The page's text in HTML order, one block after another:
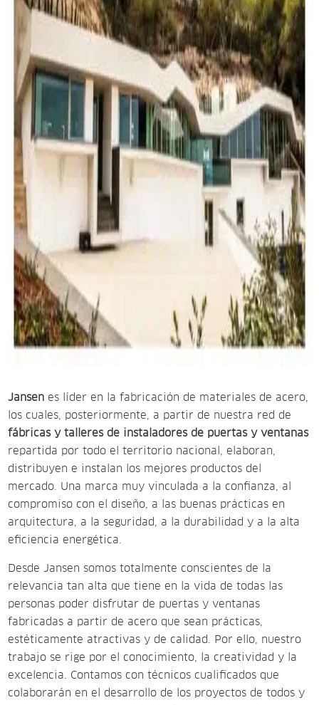
Jansen es líder en la fabricación de materiales de acero,
los cuales, posteriormente, a partir de nuestra red de
fábricas y talleres de instaladores de puertas y ventanas
repartida por todo el territorio nacional, elaboran,
distribuyen e instalan los mejores productos del
mercado. Una marca muy vinculada a la confianza, al
compromiso con el diseño, a las buenas prácticas en
arquitectura, a la seguridad, a la durabilidad y a la alta
eficiencia energética.
Desde Jansen somos totalmente conscientes de la
relevancia tan alta que tiene en la vida de todas las
personas poder disfrutar de puertas y ventanas
fabricadas a partir de acero que sean prácticas,
estéticamente atractivas y de calidad. Por ello, nuestro
trabajo se rige por el conocimiento, la creatividad y la
excelencia. Contamos con técnicos cualificados que
colaborarán en el desarrollo de los proyectos de todos y